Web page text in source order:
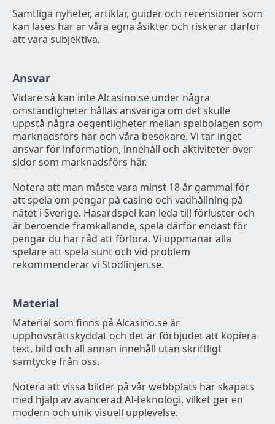
Samtliga nyheter, artiklar, guider och recensioner som
kan läses här är våra egna åsikter och riskerar därför
att vara subjektiva.
Ansvar
Vidare så kan inte Alcasino.se under några
omständigheter hållas ansvariga om det skulle
uppstå några oegentligheter mellan spelbolagen som
marknadsförs här och våra besökare. Vi tar inget
ansvar för information, innehåll och aktiviteter över
sidor som marknadsförs här.
Notera att man måste vara minst 18 år gammal för
att spela om pengar på casino och vadhållning på
nätet i Sverige. Hasardspel kan leda till förluster och
är beroende framkallande, spela därför endast för
pengar du har råd att förlora. Vi uppmanar alla
spelare att spela sunt och vid problem
rekommenderar vi Stödlinjen.se.
Material
Material som finns på Alcasino.se är
upphovsrättskyddat och det är förbjudet att kopiera
text, bild och all annan innehåll utan skriftligt
samtycke från oss.
Notera att vissa bilder på vår webbplats har skapats
med hjälp av avancerad AI-teknologi, vilket ger en
modern och unik visuell upplevelse.